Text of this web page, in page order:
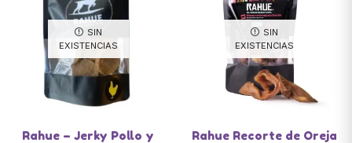
SIN
EXISTENCIAS
Rahue – Jerky Pollo y
SIN
EXISTENCIAS
Rahue Recorte de Oreja